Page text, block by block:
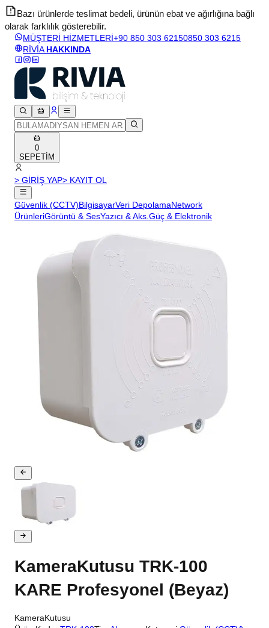
Bazı ürünlerde teslimat bedeli, ürünün ebat ve ağırlığına bağlı
olarak farklılık gösterebilir.
MÜŞTERİ HİZMETLERİ+90 850 303 62150850 303 6215
RİVİA HAKKINDA
0
SEPETİM
> GİRİŞ YAP> KAYIT OL
Güvenlik (CCTV)BilgisayarVeri DepolamaNetwork
ÜrünleriGörüntü & SesYazıcı & Aks.Güç & Elektronik
KameraKutusu TRK-100
KARE Profesyonel (Beyaz)
KameraKutusu